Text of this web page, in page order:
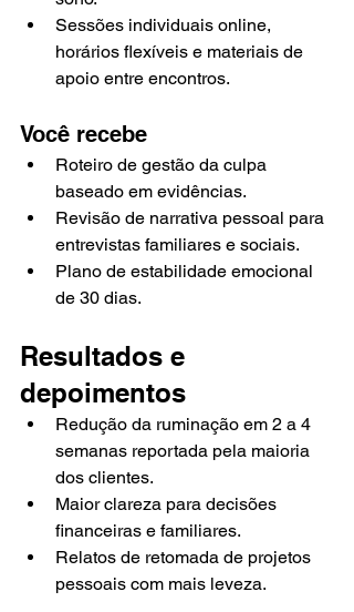
Sessões individuais online,
horários flexíveis e materiais de
apoio entre encontros.
Você recebe
Roteiro de gestão da culpa
baseado em evidências.
Revisão de narrativa pessoal para
entrevistas familiares e sociais.
Plano de estabilidade emocional
de 30 dias.
Resultados e
depoimentos
Redução da ruminação em 2 a 4
semanas reportada pela maioria
dos clientes.
Maior clareza para decisões
financeiras e familiares.
Relatos de retomada de projetos
pessoais com mais leveza.